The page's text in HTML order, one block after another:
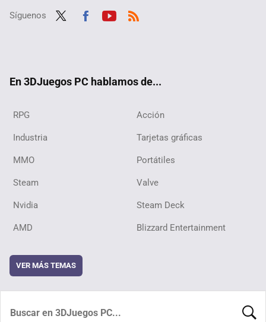
Síguenos
En 3DJuegos PC hablamos de...
RPG Acción
Industria Tarjetas gráficas
MMO Portátiles
Steam Valve
Nvidia Steam Deck
AMD Blizzard Entertainment
VER MÁS TEMAS